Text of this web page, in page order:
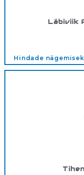
Läbiviik
Hindade